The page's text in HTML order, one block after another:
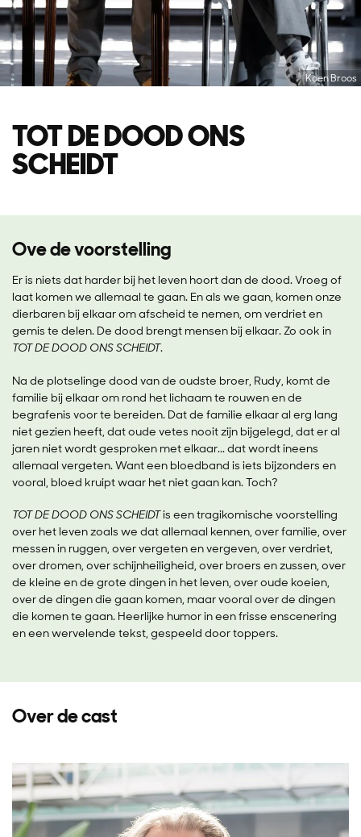
Koen Broos
TOT DE DOOD ONS
SCHEIDT
Ove de voorstelling
Er is niets dat harder bij het leven hoort dan de dood. Vroeg of
laat komen we allemaal te gaan. En als we gaan, komen onze
dierbaren bij elkaar om afscheid te nemen, om verdriet en
gemis te delen. De dood brengt mensen bij elkaar. Zo ook in
TOT DE DOOD ONS SCHEIDT.
Na de plotselinge dood van de oudste broer, Rudy, komt de
familie bij elkaar om rond het lichaam te rouwen en de
begrafenis voor te bereiden. Dat de familie elkaar al erg lang
niet gezien heeft, dat oude vetes nooit zijn bijgelegd, dat er al
jaren niet wordt gesproken met elkaar... dat wordt ineens
allemaal vergeten. Want een bloedband is iets bijzonders en
vooral, bloed kruipt waar het niet gaan kan. Toch?
TOT DE DOOD ONS SCHEIDTis een tragikomische voorstelling
over het leven zoals we dat allemaal kennen, over familie, over
messen in ruggen, over vergeten en vergeven, over verdriet,
over dromen, over schijnheiligheid, over broers en zussen, over
de kleine en de grote dingen in het leven, over oude koeien,
over de dingen die gaan komen, maar vooral over de dingen
die komen te gaan. Heerlijke humor in een frisse enscenering
en een wervelende tekst, gespeeld door toppers.
Over de cast